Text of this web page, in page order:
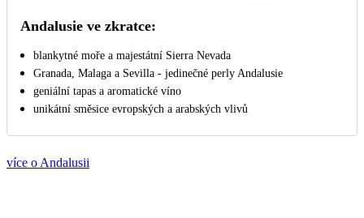
Andalusie ve zkratce:
blankytné moře a majestátní Sierra Nevada
Granada, Malaga a Sevilla - jedinečné perly Andalusie
geniální tapas a aromatické víno
unikátní směsice evropských a arabských vlivů
více o Andalusii